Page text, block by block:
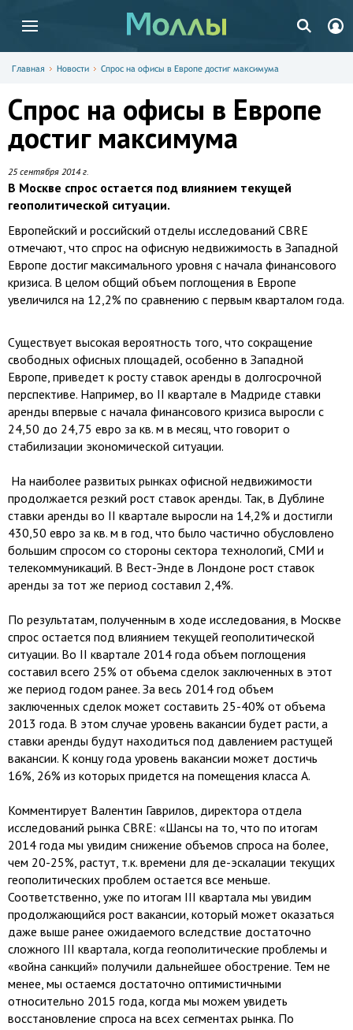
Главная Новости Спрос на офисы в Европе достиг максимума
Спрос на офисы в Европе
достиг максимума
25 сентября 2014 г.
В Москве спрос остается под влиянием текущей
геополитической ситуации.
Европейский и российский отделы исследований CBRE
отмечают, что спрос на офисную недвижимость в Западной
Европе достиг максимального уровня с начала финансового
кризиса. В целом общий объем поглощения в Европе
увеличился на 12,2% по сравнению с первым кварталом года.
Существует высокая вероятность того, что сокращение
свободных офисных площадей, особенно в Западной
Европе, приведет к росту ставок аренды в долгосрочной
перспективе. Например, во II квартале в Мадриде ставки
аренды впервые с начала финансового кризиса выросли с
24,50 до 24,75 евро за кв. м в месяц, что говорит о
стабилизации экономической ситуации.
На наиболее развитых рынках офисной недвижимости
продолжается резкий рост ставок аренды. Так, в Дублине
ставки аренды во II квартале выросли на 14,2% и достигли
430,50 евро за кв. м в год, что было частично обусловлено
большим спросом со стороны сектора технологий, СМИ и
телекоммуникаций. В Вест-Энде в Лондоне рост ставок
аренды за тот же период составил 2,4%.
По результатам, полученным в ходе исследования, в Москве
спрос остается под влиянием текущей геополитической
ситуации. Во II квартале 2014 года объем поглощения
составил всего 25% от объема сделок заключенных в этот
же период годом ранее. За весь 2014 год объем
заключенных сделок может составить 25-40% от объема
2013 года. В этом случае уровень вакансии будет расти, а
ставки аренды будут находиться под давлением растущей
вакансии. К концу года уровень вакансии может достичь
16%, 26% из которых придется на помещения класса А.
Комментирует Валентин Гаврилов, директора отдела
исследований рынка CBRE: «Шансы на то, что по итогам
2014 года мы увидим снижение объемов спроса на более,
чем 20-25%, растут, т.к. времени для де-эскалации текущих
геополитических проблем остается все меньше.
Соответственно, уже по итогам III квартала мы увидим
продолжающийся рост вакансии, который может оказаться
даже выше ранее ожидаемого вследствие достаточно
сложного III квартала, когда геополитические проблемы и
«война санкций» получили дальнейшее обострение. Тем не
менее, мы остаемся достаточно оптимистичными
относительно 2015 года, когда мы можем увидеть
восстановление спроса на всех сегментах рынка. По